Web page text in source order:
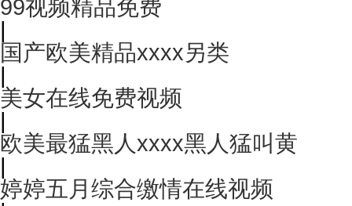
99视频精品免费
|
国产欧美精品xxxx另类
|
美女在线免费视频
|
欧美最猛黑人xxxx黑人猛叫黄
|
婷婷五月综合缴情在线视频